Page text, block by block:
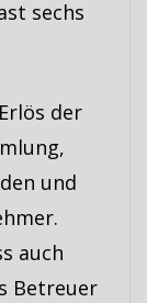
sechs
der
und
auch
Betreuer